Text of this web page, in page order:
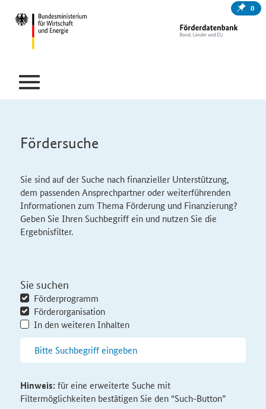
0
Fördersuche
Sie sind auf der Suche nach finanzieller Unterstützung,
dem passenden Ansprechpartner oder weiterführenden
Informationen zum Thema Förderung und Finanzierung?
Geben Sie Ihren Suchbegriff ein und nutzen Sie die
Ergebnisfilter.
Sie suchen
Förderprogramm
Förderorganisation
In den weiteren Inhalten
Hinweis:für eine erweiterte Suche mit
Filtermöglichkeiten bestätigen Sie den “Such-Button”